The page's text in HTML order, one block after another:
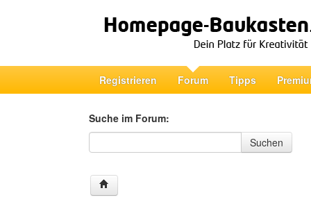
Registrieren Forum Tipps
Suche im Forum:
Suche im Forum
Suchen